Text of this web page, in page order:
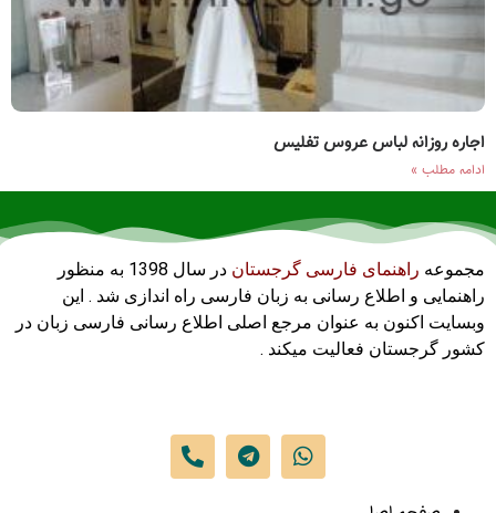
اجاره روزانه لباس عروس تفلیس
ادامه مطلب »
مجموعه راهنمای فارسی گرجستان
در سال 1398 به منظور
راهنمایی و اطلاع رسانی به زبان فارسی راه اندازی شد . این
وبسایت اکنون به عنوان مرجع اصلی اطلاع رسانی فارسی زبان در
کشور گرجستان فعالیت میکند .